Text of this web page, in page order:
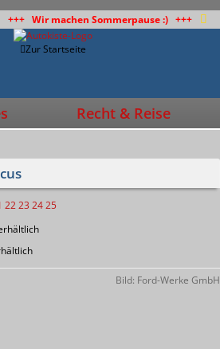
+++ Wir machen Sommerpause :) +++
Zur Startseite
Recht & Reise
22 23 24 25
Bild: Ford-Werke GmbH